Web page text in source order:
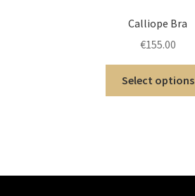
Calliope Bra
€155.00
Select options